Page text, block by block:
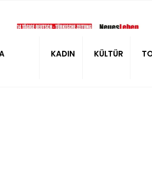
KADIN KÜLTÜR